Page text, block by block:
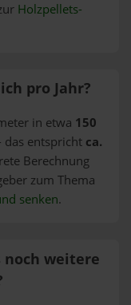
Holzpellets-
pro Jahr?
in etwa 150
das entspricht ca.
Berechnung
zum Thema
senken.
noch weitere